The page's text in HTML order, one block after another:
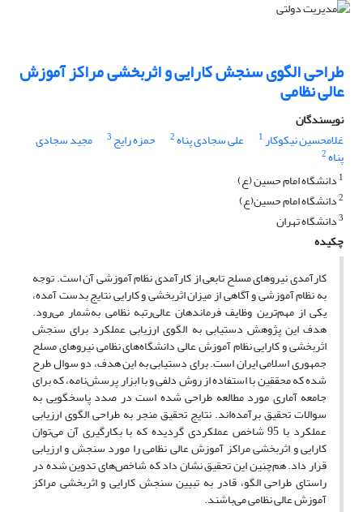
طراحی الگوی سنجش کارایی و اثربخشی مراکز آموزش
عالی نظامی
نویسندگان
غلامحسین نیکوکار1 علی سجادی پناه2 حمزه رایج 3 مجید سجادی
پناه2
1 دانشگاه امام حسین (ع)
2دانشگاه امام حسین(ع)
3دانشگاه تهران
چکیده
کارآمدی نیروهای مسلح تابعی از کارآمدی نظام آموزشی آن است. توجه
به نظام آموزشی و آگاهی از میزان اثربخشی و کارایی نتایج بدست آمده،
یکی از مهم‌ترین وظایف فرماندهان عالی‌رتبه نظامی به‌شمار می‌رود.
هدف این پژوهش دستیابی به الگوی ارزیابی عملکرد برای سنجش
اثربخشی و کارایی نظام آموزش عالی دانشگاه‌های نظامی نیروهای مسلح
جمهوری اسلامی ایران است. برای دستیابی به این هدف، دو سوال طرح
شده که محققین با استفاده از روش دلفی و با ابزار پرسش‌نامه،‌ که برای
جامعه آماری مورد مطالعه طراحی شده است در صدد پاسخگویی به
سوالات تحقیق برآمده‌اند. نتایج تحقیق منجر به طراحی الگوی ارزیابی
عملکرد با 95 شاخص عملکردی گردیده که با بکارگیری آن می‌توان
کارایی و اثربخشی مراکز آموزش عالی نظامی را مورد سنجش و ارزیابی
قرار داد. هم‌چنین این تحقیق نشان داد که شاخص‌های تدوین شده در
راستای طراحی الگو، قادر به تبیین سنجش کارایی و اثربخشی مراکز
آموزش عالی نظامی می‌باشند.